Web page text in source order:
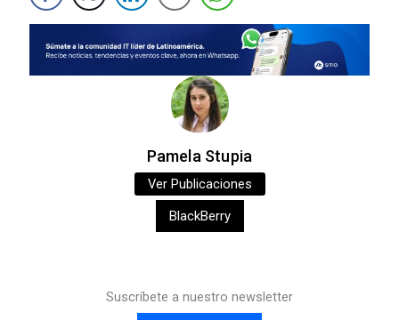
Pamela Stupia
Ver Publicaciones
BlackBerry
Suscríbete a nuestro newsletter